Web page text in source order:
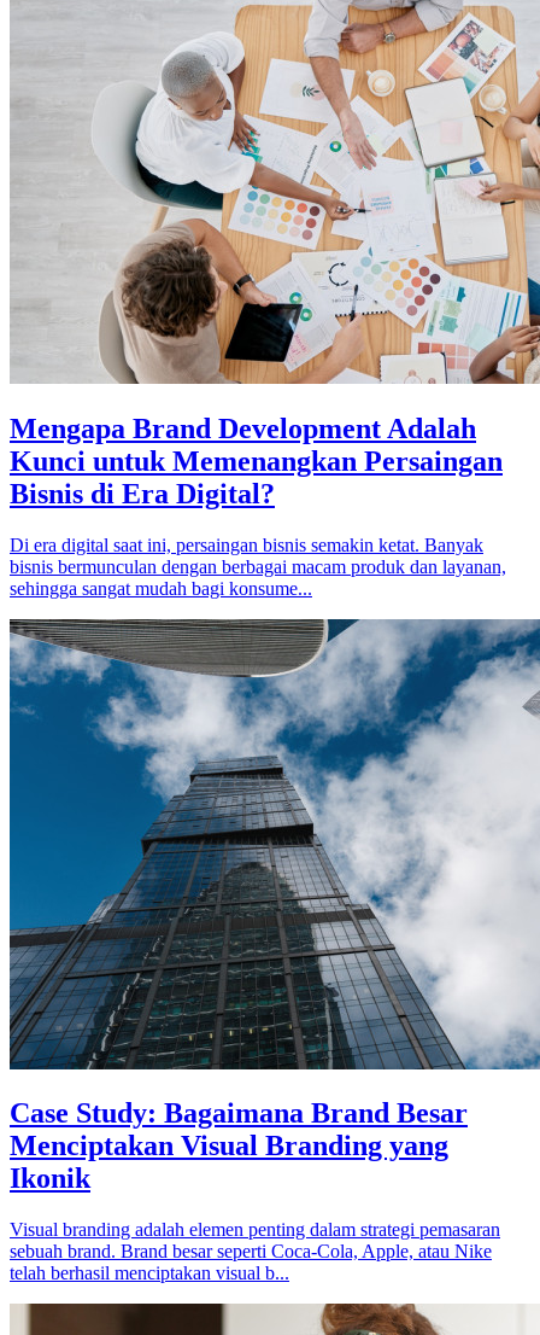
Mengapa Brand Development Adalah
Kunci untuk Memenangkan Persaingan
Bisnis di Era Digital?
Di era digital saat ini, persaingan bisnis semakin ketat. Banyak
bisnis bermunculan dengan berbagai macam produk dan layanan,
sehingga sangat mudah bagi konsume...
Case Study: Bagaimana Brand Besar
Menciptakan Visual Branding yang
Ikonik
Visual branding adalah elemen penting dalam strategi pemasaran
sebuah brand. Brand besar seperti Coca-Cola, Apple, atau Nike
telah berhasil menciptakan visual b...